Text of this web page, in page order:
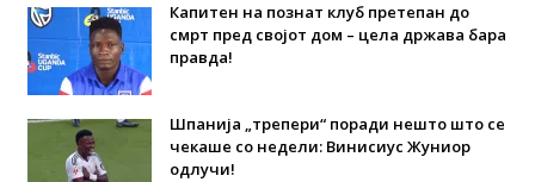
Капитен на познат клуб претепан до
смрт пред својот дом – цела држава бара
правда!
Шпанија „трепери“ поради нешто што се
чекаше со недели: Винисиус Жуниор
одлучи!